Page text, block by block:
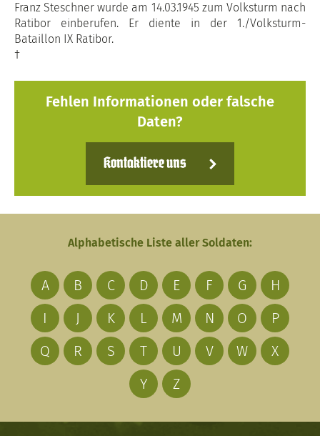
Franz Steschner wurde am 14.03.1945 zum Volksturm nach
Ratibor einberufen. Er diente in der 1./Volksturm-
Bataillon IX Ratibor.
†
Fehlen Informationen oder falsche
Daten?
Kontaktiere uns
Alphabetische Liste aller Soldaten:
A B C D E F G
H
I
J K L M N O
P
Q
R S T U V W
X
Y
Z